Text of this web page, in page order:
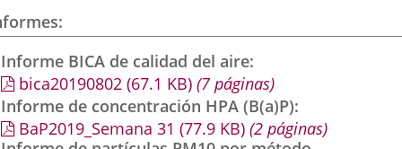
externa.externa.
Informe BICA de calidad del aire
bica20190802 (67.1 KB) (7 páginas)
Informe de concentración HPA (B(a)P)
BaP2019_Semana 31 (77.9 KB) (2 páginas)